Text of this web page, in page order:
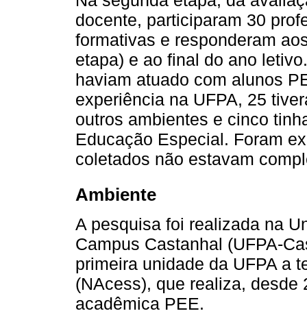
docente, participaram 30
formativas e responderam
etapa) e ao final do ano
haviam atuado com alunos
experiência na UFPA, 25
outros ambientes e cinco
Educação Especial. Foram
coletados não estavam
Ambiente
A pesquisa foi realizada na
Campus Castanhal (UFPA-
primeira unidade da UFPA a
(NAcess), que realiza, desde
acadêmica PEE.